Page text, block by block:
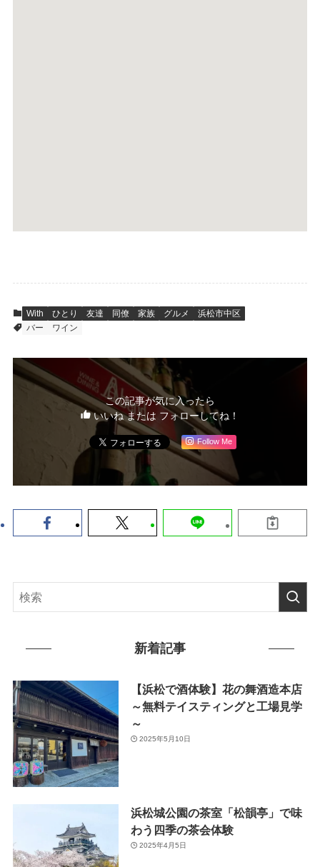
With ひとり 友達 同僚 家族 グルメ
浜松市中区
バー
ワイン
この記事が気に入ったら
いいね または フォローしてね！
Follow Me
新着記事
【浜松で酒体験】花の舞酒造本店
～無料テイスティングと工場見学
～
2025年5月10日
浜松城公園の茶室「松韻亭」で味
わう四季の茶会体験
2025年4月5日